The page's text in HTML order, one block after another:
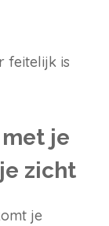
feitelijk is
je
zicht
je